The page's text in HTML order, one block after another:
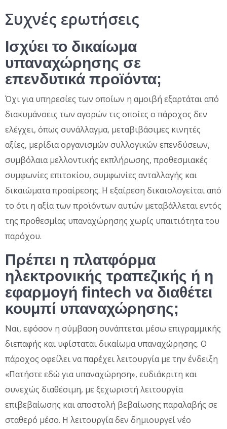
Συχνές ερωτήσεις
Ισχύει το δικαίωμα
υπαναχώρησης σε
επενδυτικά προϊόντα;
Όχι για υπηρεσίες των οποίων η αμοιβή εξαρτάται από
διακυμάνσεις των αγορών τις οποίες ο πάροχος δεν
ελέγχει, όπως συνάλλαγμα, μεταβιβάσιμες κινητές
αξίες, μερίδια οργανισμών συλλογικών επενδύσεων,
συμβόλαια μελλοντικής εκπλήρωσης, προθεσμιακές
συμφωνίες επιτοκίου, συμφωνίες ανταλλαγής και
δικαιώματα προαίρεσης. Η εξαίρεση δικαιολογείται από
το ότι η αξία των προϊόντων αυτών μεταβάλλεται εντός
της προθεσμίας υπαναχώρησης χωρίς υπαιτιότητα του
παρόχου.
Πρέπει η πλατφόρμα
ηλεκτρονικής τραπεζικής ή η
εφαρμογή fintech να διαθέτει
κουμπί υπαναχώρησης;
Ναι, εφόσον η σύμβαση συνάπτεται μέσω επιγραμμικής
διεπαφής και υφίσταται δικαίωμα υπαναχώρησης. Ο
πάροχος οφείλει να παρέχει λειτουργία με την ένδειξη
«Πατήστε εδώ για υπαναχώρηση», ευδιάκριτη και
συνεχώς διαθέσιμη, με ξεχωριστή λειτουργία
επιβεβαίωσης και αποστολή βεβαίωσης παραλαβής σε
σταθερό μέσο. Η λειτουργία δεν δημιουργεί νέο